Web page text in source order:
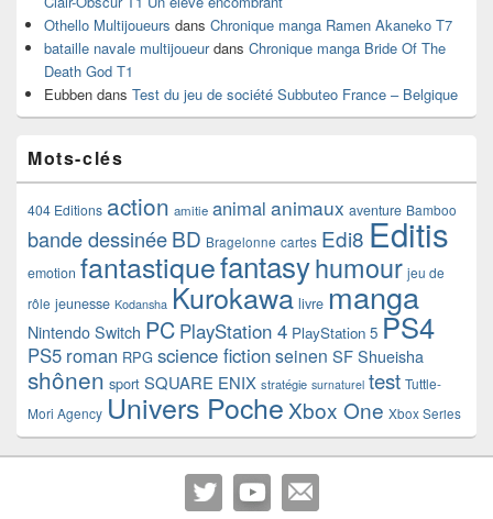
Othello Multijoueurs dans Chronique manga Ramen Akaneko T7
bataille navale multijoueurdans Chronique manga Bride Of The
Death God T1
Eubben dans Test du jeu de société Subbuteo France – Belgique
Mots-clés
404 Editions action amitie animal animaux aventure Bamboo
bande dessinéeBD Bragelonne cartes Edi8 Editis
emotion fantastiquefantasyhumour jeu de
rôle jeunesse Kodansha Kurokawa livre manga
Nintendo Switch PC PlayStation 4 PlayStation 5 PS4
PS5 roman RPG science fictionseinen SF Shueisha
shônen sport SQUARE ENIX stratégie surnaturel test Tuttle-
Mori Agency Univers Poche Xbox One Xbox Series